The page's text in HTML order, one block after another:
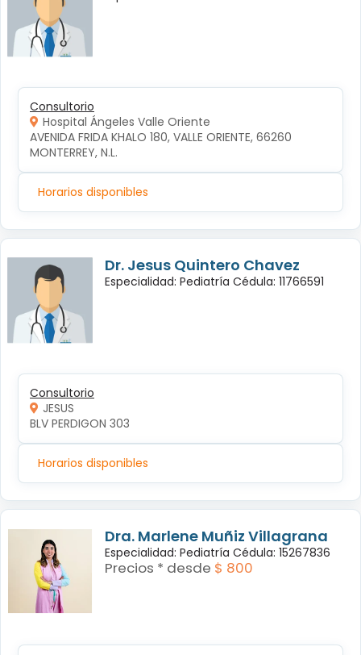
Consultorio
Hospital Ángeles Valle Oriente
AVENIDA FRIDA KHALO 180, VALLE ORIENTE, 66260
MONTERREY, N.L.
Horarios disponibles
Dr. Jesus Quintero Chavez
Especialidad: Pediatría Cédula: 11766591
Consultorio
JESUS
BLV PERDIGON 303
Horarios disponibles
Dra. Marlene Muñiz Villagrana
Especialidad: Pediatría Cédula: 15267836
Precios * desde $ 800